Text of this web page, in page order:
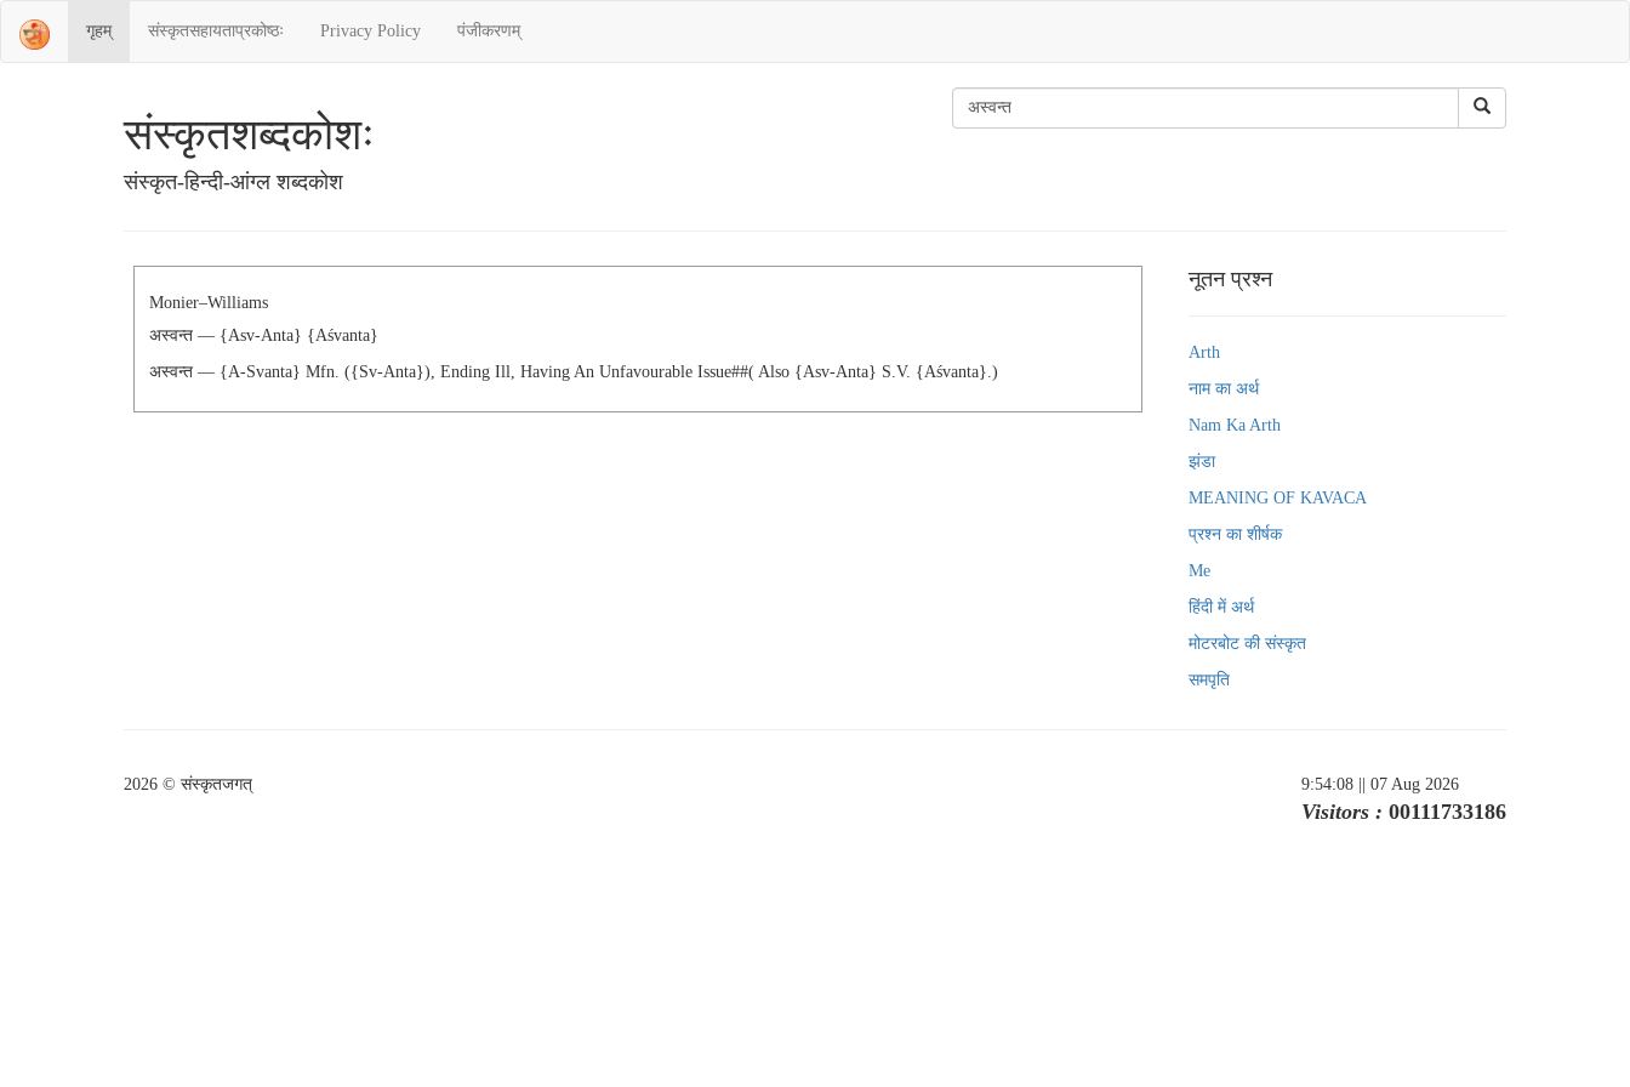
गृहम् संस्‍कृतसहायताप्रकोष्‍ठः Privacy Policy पंजीकरणम्
संस्‍कृतशब्‍दकोशः
संस्‍कृत-हिन्दी-आंग्ल शब्दकोश
Monier–Williams
अस्वन्त — {asv-Anta} {aśvanta}
अस्वन्त — {a-Svanta} Mfn. ({sv-Anta}), Ending Ill, Having An Unfavourable Issue##( Also {asv-Anta} S.v. {aśvanta}.)
नूतन प्रश्न
Arth
नाम का अर्थ
Nam Ka Arth
झंडा
MEANING OF KAVACA
प्रश्न का शीर्षक
Me
हिंदी में अर्थ
मोटरबोट की संस्कृत
समपृति
2026 © संस्कृतजगत् 9:54:08 || 07 Aug 2026
Visitors : 00111733186